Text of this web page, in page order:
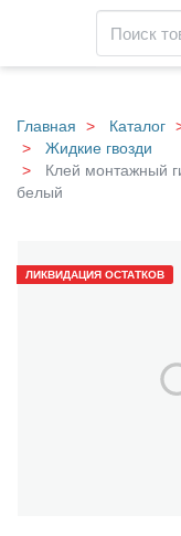
main
content
Главная Каталог
Жидкие гвозди
Клей монтажный
белый
еЛИКВИДАЦИЯ ОСТАТКОВ